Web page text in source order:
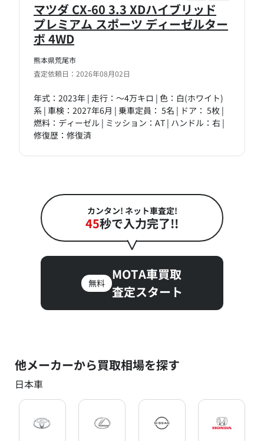
熊本県荒尾市
査定依頼日：2026年08月02日
マツダ CX-60 3.3 XDハイブリッド
プレミアム スポーツ ディーゼルター
ボ 4WD
年式：2023年 | 走行：～4万キロ | 色：白(ホワイト)
系 | 車検：2027年6月 | 乗車定員： 5名 | ドア： 5枚 |
燃料：ディーゼル | ミッション：AT | ハンドル：右 |
修復歴：修復済
カンタン! ネット車査定!
45秒で入力完了!!
無料
MOTA車買取
査定スタート
他メーカーから買取相場を探す
日本車